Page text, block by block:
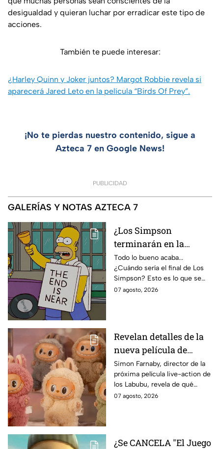
desigualdad y quieran luchar por erradicar este tipo de
acciones.
También te puede interesar:
¿Harley Quinn y Joker juntos? Margot Robbie revela si
aparecerá Jared Leto en la película “Birds Of Prey”.
¡No te pierdas nuestro contenido, sigue a
Azteca 7 en Google News!
PUBLICIDAD
GALERÍAS Y NOTAS AZTECA 7
¿Los Simpson
terminarán en la
temporada 40? Actriz
de Bart Simpson da
IMPACTANTE
declaración
Todo lo bueno acaba...
¿Cuándo sería el final de Los
Simpson? Esto es lo que se
sabe:
07 agosto, 2026
Revelan detalles de la
nueva película de
Labubu: de qué tratará
y cuándo se estrena
Simon Farnaby, director de la
próxima película live-action de
los Labubu, revela de qué
tratará la cinta. Aquí te
07 agosto, 2026
¿Se CANCELA "El Juego